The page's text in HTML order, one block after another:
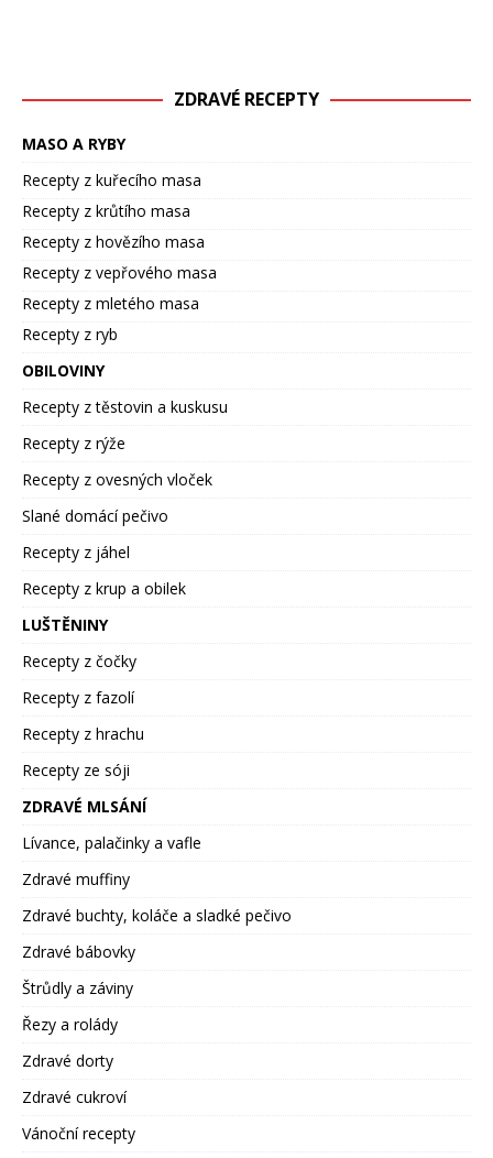
ZDRAVÉ RECEPTY
MASO A RYBY
Recepty z kuřecího masa
Recepty z krůtího masa
Recepty z hovězího masa
Recepty z vepřového masa
Recepty z mletého masa
Recepty z ryb
OBILOVINY
Recepty z těstovin a kuskusu
Recepty z rýže
Recepty z ovesných vloček
Slané domácí pečivo
Recepty z jáhel
Recepty z krup a obilek
LUŠTĚNINY
Recepty z čočky
Recepty z fazolí
Recepty z hrachu
Recepty ze sóji
ZDRAVÉ MLSÁNÍ
Lívance, palačinky a vafle
Zdravé muffiny
Zdravé buchty, koláče a sladké pečivo
Zdravé bábovky
Štrůdly a záviny
Řezy a rolády
Zdravé dorty
Zdravé cukroví
Vánoční recepty